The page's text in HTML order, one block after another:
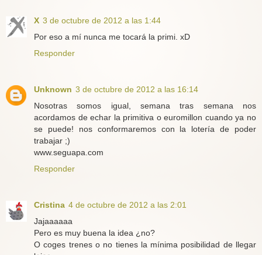
X 3 de octubre de 2012 a las 1:44
Por eso a mí nunca me tocará la primi. xD
Responder
Unknown 3 de octubre de 2012 a las 16:14
Nosotras somos igual, semana tras semana nos
acordamos de echar la primitiva o euromillon cuando ya no
se puede! nos conformaremos con la lotería de poder
trabajar ;)
www.seguapa.com
Responder
Cristina 4 de octubre de 2012 a las 2:01
Jajaaaaaa
Pero es muy buena la idea ¿no?
O coges trenes o no tienes la mínima posibilidad de llegar